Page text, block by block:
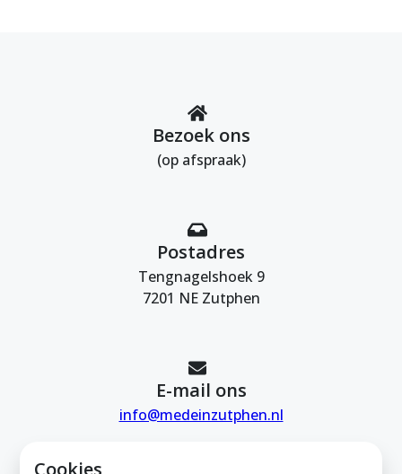
Cookies
Bezoek ons
(op afspraak)
Postadres
Tengnagelshoek 9
7201 NE Zutphen
E-mail ons
info@medeinzutphen.nl